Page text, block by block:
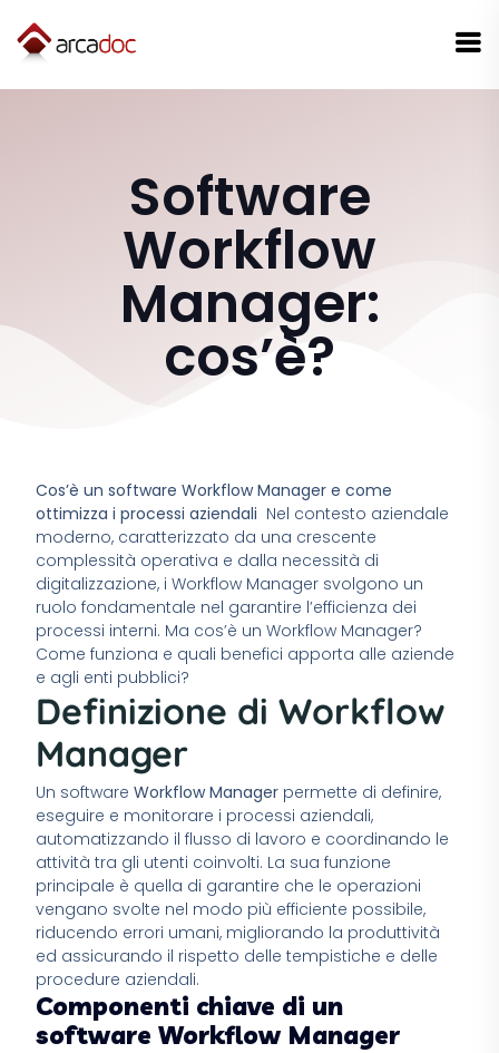
Software
Workflow
Manager:
cos’è?
Cos’è un software Workflow Manager e come
ottimizza i processi aziendali Nel contesto aziendale
moderno, caratterizzato da una crescente
complessità operativa e dalla necessità di
digitalizzazione, i Workflow Manager svolgono un
ruolo fondamentale nel garantire l’efficienza dei
processi interni. Ma cos’è un Workflow Manager?
Come funziona e quali benefici apporta alle aziende
e agli enti pubblici?
Definizione di Workflow
Manager
Un software Workflow Manager permette di definire,
eseguire e monitorare i processi aziendali,
automatizzando il flusso di lavoro e coordinando le
attività tra gli utenti coinvolti. La sua funzione
principale è quella di garantire che le operazioni
vengano svolte nel modo più efficiente possibile,
riducendo errori umani, migliorando la produttività
ed assicurando il rispetto delle tempistiche e delle
procedure aziendali.
Componenti chiave di un
software Workflow Manager